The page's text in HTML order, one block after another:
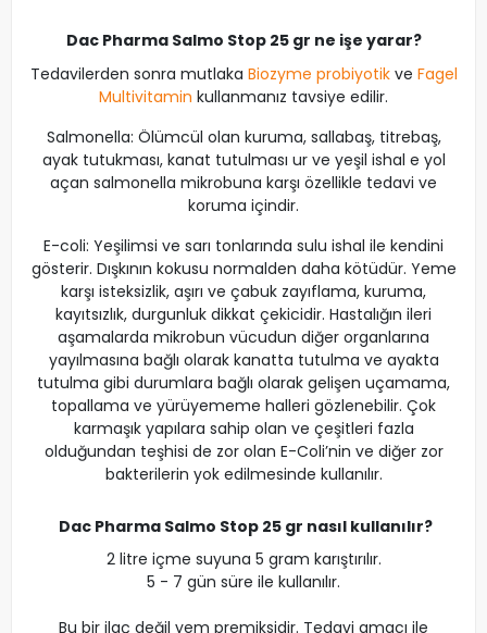
Dac Pharma Salmo Stop 25 gr ne işe yarar?
Tedavilerden sonra mutlaka Biozyme probiyotikve Fagel
Multivitamin kullanmanız tavsiye edilir.
Salmonella: Ölümcül olan kuruma, sallabaş, titrebaş,
ayak tutukması, kanat tutulması ur ve yeşil ishal e yol
açan salmonella mikrobuna karşı özellikle tedavi ve
koruma içindir.
E-coli: Yeşilimsi ve sarı tonlarında sulu ishal ile kendini
gösterir. Dışkının kokusu normalden daha kötüdür. Yeme
karşı isteksizlik, aşırı ve çabuk zayıflama, kuruma,
kayıtsızlık, durgunluk dikkat çekicidir. Hastalığın ileri
aşamalarda mikrobun vücudun diğer organlarına
yayılmasına bağlı olarak kanatta tutulma ve ayakta
tutulma gibi durumlara bağlı olarak gelişen uçamama,
topallama ve yürüyememe halleri gözlenebilir. Çok
karmaşık yapılara sahip olan ve çeşitleri fazla
olduğundan teşhisi de zor olan E-Coli’nin ve diğer zor
bakterilerin yok edilmesinde kullanılır.
Dac Pharma Salmo Stop 25 gr nasıl kullanılır?
2 litre içme suyuna 5 gram karıştırılır.
5 - 7 gün süre ile kullanılır.
Bu bir ilaç değil yem premiksidir. Tedavi amacı ile